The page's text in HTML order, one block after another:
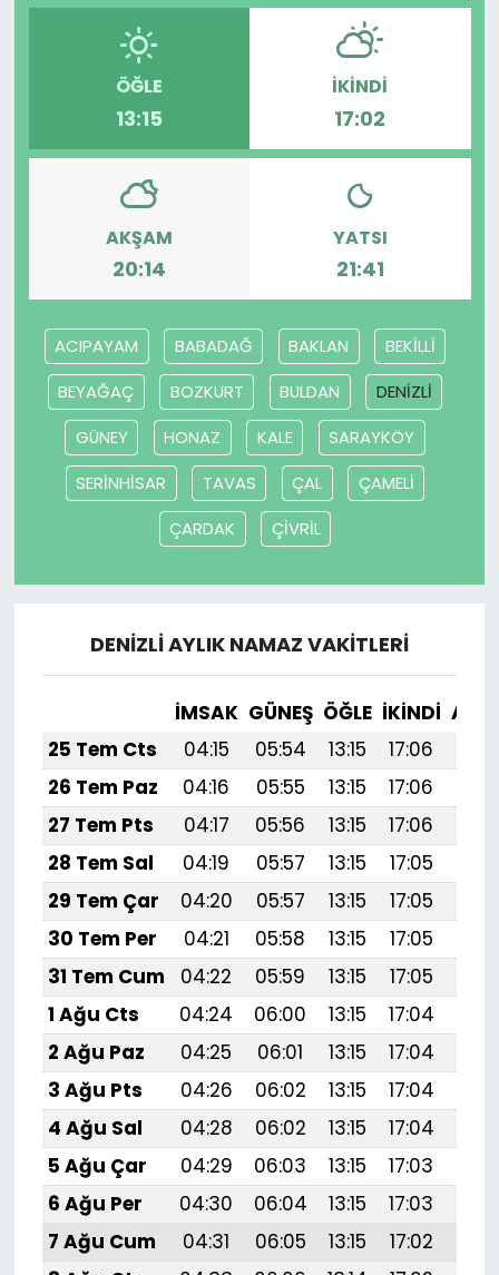
ÖĞLE
13:15
İKINDI
17:02
AKŞAM
20:14
YATSI
21:41
ACIPAYAM BABADAĞ BAKLAN
BEKİLLİ
BEYAĞAÇ
BOZKURT BULDAN
DENİZLİ
GÜNEY
HONAZ KALE
SARAYKÖY
SERİNHİSAR
TAVAS ÇAL
ÇAMELİ
ÇARDAK
ÇİVRİL
DENİZLİ AYLIK NAMAZ VAKITLERI
İMSAK GÜNEŞ ÖĞLE İKINDI
25 Tem Cts
04:15 05:54 13:15 17:06
26 Tem Paz
04:16 05:55 13:15 17:06
27 Tem Pts
04:17 05:56 13:15 17:06
28 Tem Sal
04:19 05:57 13:15 17:05
29 Tem Çar
04:20 05:57 13:15 17:05
30 Tem Per
04:21 05:58 13:15 17:05
31 Tem Cum
04:22 05:59 13:15 17:05
1 Ağu Cts
04:24 06:00 13:15 17:04
2 Ağu Paz
04:25 06:01 13:15 17:04
3 Ağu Pts
04:26 06:02 13:15 17:04
4 Ağu Sal
04:28 06:02 13:15 17:04
5 Ağu Çar
04:29 06:03 13:15 17:03
6 Ağu Per
04:30 06:04 13:15 17:03
7 Ağu Cum
04:31 06:05 13:15 17:02